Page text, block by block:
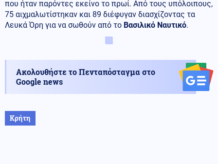
που ήταν παρόντες εκείνο το πρωί. Από τους υπόλοιπους,
75 αιχμαλωτίστηκαν και 89 διέφυγαν διασχίζοντας τα
Λευκά Όρη για να σωθούν από το Βασιλικό Ναυτικό.
Ακολουθήστε το Πενταπόσταγμα στο
Google news
Κρήτη